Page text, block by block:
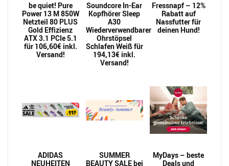
be quiet! Pure
Power 13 M 850W
Netzteil 80 PLUS
Gold Effizienz
ATX 3.1 PCIe 5.1
für 106,60€ inkl.
Versand!
Soundcore In-Ear
Kopfhörer Sleep
A30
Wiederverwendbarer
Ohrstöpsel
Schlafen Weiß für
194,13€ inkl.
Versand!
Fressnapf – 12%
Rabatt auf
Nassfutter für
deinen Hund!
ADIDAS
NEUHEITEN
SUMMER
BEAUTY SALE bei
MyDays – beste
Deals und